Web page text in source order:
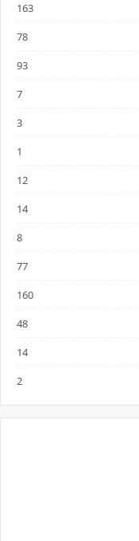
163
78
93
7
3
1
12
14
8
77
160
48
14
2